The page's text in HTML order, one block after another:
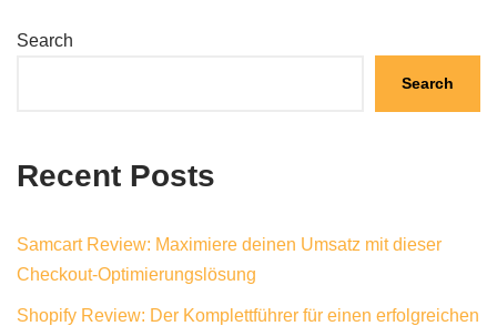
Search
Search
Recent Posts
Samcart Review: Maximiere deinen Umsatz mit dieser
Checkout-Optimierungslösung
Shopify Review: Der Komplettführer für einen erfolgreichen